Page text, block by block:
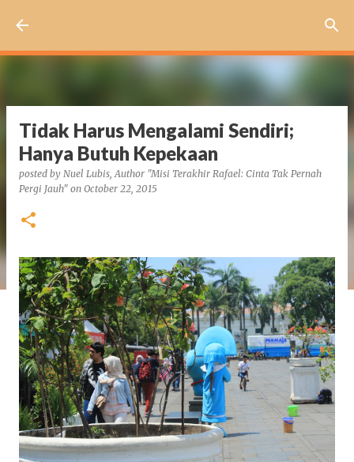
Tidak Harus Mengalami Sendiri;
Hanya Butuh Kepekaan
posted by Nuel Lubis, Author "Misi Terakhir Rafael: Cinta Tak Pernah
Pergi Jauh" on October 22, 2015